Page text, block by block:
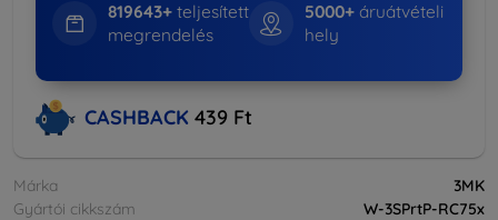
819643+teljesített
megrendelés
5000+ áruátvételi
hely
CASHBACK 439 Ft
Márka
3MK
Gyártói cikkszám
W-3SPrtP-RC75x